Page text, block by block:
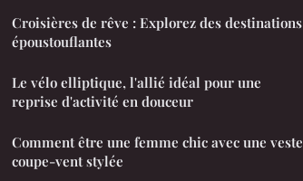
Croisières de rêve : Explorez des destinations
époustouflantes
Le vélo elliptique, l'allié idéal pour une
reprise d'activité en douceur
Comment être une femme chic avec une veste
coupe-vent stylée